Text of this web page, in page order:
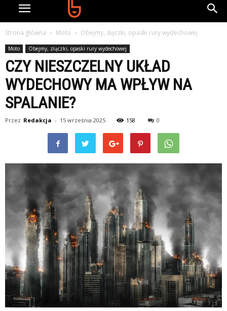
Strona główna Moto Obejmy, złączki, opaski rury wydechowej
Moto Obejmy, złączki, opaski rury wydechowej
CZY NIESZCZELNY UKŁAD
WYDECHOWY MA WPŁYW NA
SPALANIE?
Przez Redakcja - 15 września 2025 158 0